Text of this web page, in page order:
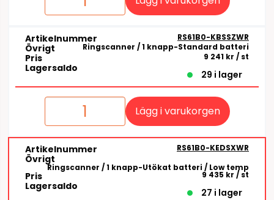
Artikelnummer RS61B0-KBSSZWR
Övrigt Ringscanner / 1 knapp-Standard batteri
Pris 9 241 kr / st
Lagersaldo
29 i lager
Lägg i varukorgen
Artikelnummer RS61B0-KEDSXWR
Övrigt
Ringscanner / 1 knapp-Utökat batteri / Low temp
Pris 9 435 kr / st
Lagersaldo
27 i lager